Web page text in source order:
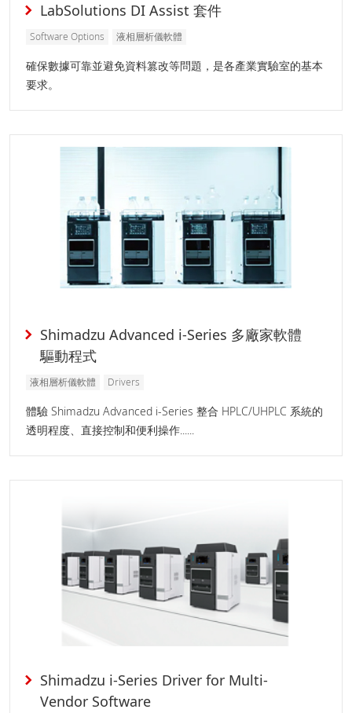
LabSolutions DI Assist 套件
Software Options 液相層析儀軟體
確保數據可靠並避免資料篡改等問題，是各產業實驗室的基本
要求。
Shimadzu Advanced i-Series 多廠家軟體
驅動程式
液相層析儀軟體 Drivers
體驗 Shimadzu Advanced i-Series 整合 HPLC/UHPLC 系統的
透明程度、直接控制和便利操作......
Shimadzu i-Series Driver for Multi-
Vendor Software